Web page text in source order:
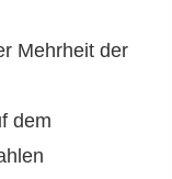
Mehrheit der
dem